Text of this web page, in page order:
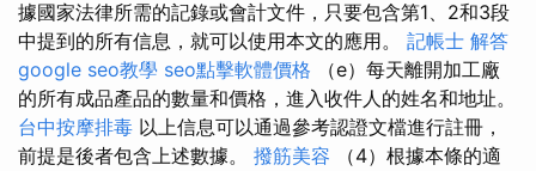
據國家法律所需的記錄或會計文件，只要包含第1、2和3段
中提到的所有信息，就可以使用本文的應用。 記帳士 解答
google seo教學 seo點擊軟體價格 （e）每天離開加工廠
的所有成品產品的數量和價格，進入收件人的姓名和地址。
台中按摩排毒 以上信息可以通過參考認證文檔進行註冊，
前提是後者包含上述數據。 撥筋美容 （4）根據本條的適